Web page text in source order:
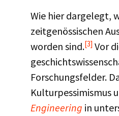
Wie hier dargelegt,
zeitgenössischen
worden sind.[3] Vor
Forschungsfelder.
Kulturpessimismus
Engineering in